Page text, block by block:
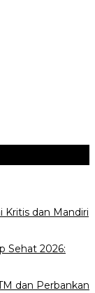
Kritis dan Mandiri
Sehat 2026:
dan Perbankan